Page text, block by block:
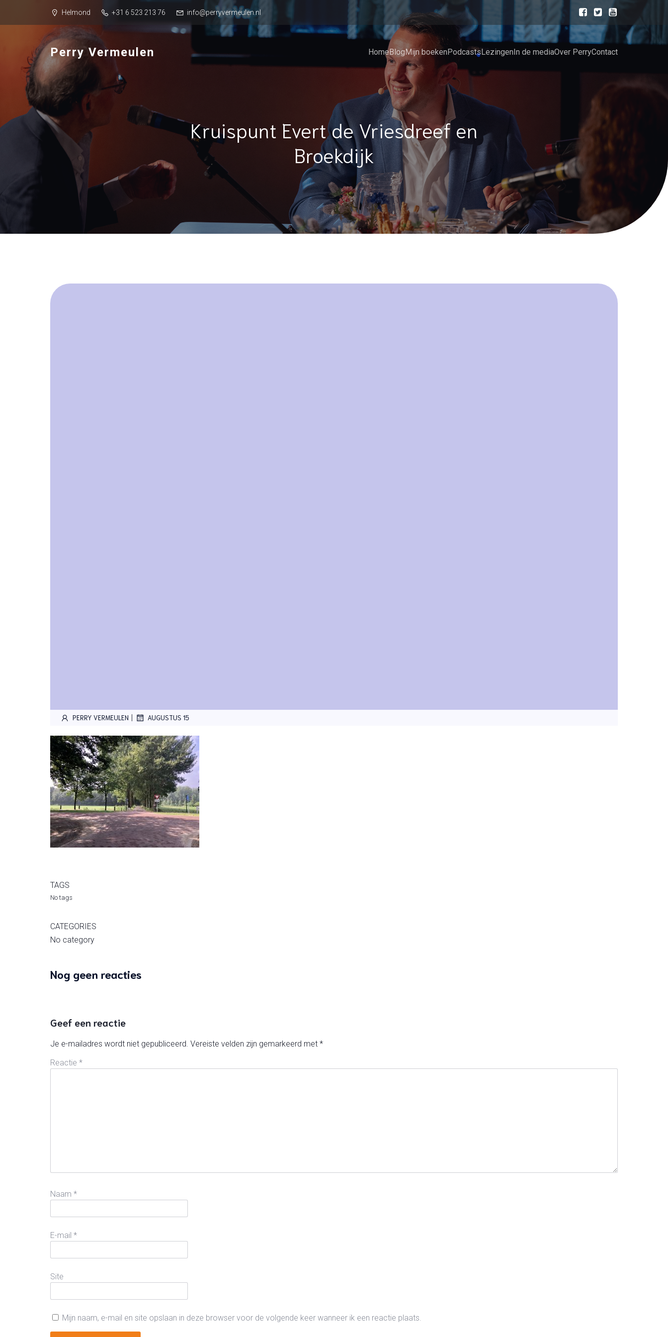
Helmond +31 6 523 213 76 info@perryvermeulen.nl
Perry Vermeulen HomeBlogMijn boekenPodcastsLezingenIn de mediaOver PerryContact
Kruispunt Evert de Vriesdreef en
Broekdijk
PERRY VERMEULEN | AUGUSTUS 15
TAGS
No tags
CATEGORIES
No category
Nog geen reacties
Geef een reactie
Je e-mailadres wordt niet gepubliceerd. Vereiste velden zijn gemarkeerd met *
Reactie *
Naam *
E-mail *
Site
Mijn naam, e-mail en site opslaan in deze browser voor de volgende keer wanneer ik een reactie plaats.